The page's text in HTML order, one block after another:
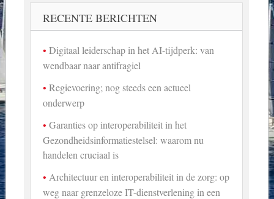
RECENTE BERICHTEN
Digitaal leiderschap in het AI-tijdperk: van
wendbaar naar antifragiel
Regievoering; nog steeds een actueel
onderwerp
Garanties op interoperabiliteit in het
Gezondheidsinformatiestelsel: waarom nu
handelen cruciaal is
Architectuur en interoperabiliteit in de zorg: op
weg naar grenzeloze IT-dienstverlening in een